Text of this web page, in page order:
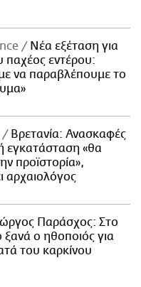
Νέα εξέταση για
παχέος εντέρου:
να παραβλέπουμε το
Βρετανία: Ανασκαφές
εγκατάσταση «θα
προϊστορία»,
αρχαιολόγος
Παράσχος: Στο
ξανά ο ηθοποιός για
του καρκίνου